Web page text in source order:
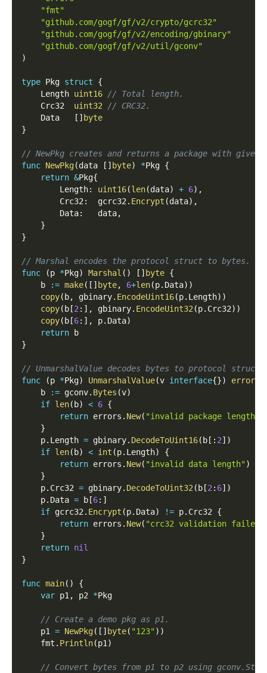
"fmt"
"github.com/gogf/gf/v2/crypto/gcrc32"
"github.com/gogf/gf/v2/encoding/gbinary"
"github.com/gogf/gf/v2/util/gconv"
)
type Pkg struct
{
    Length
uint16 // Total length.
    Crc32
uint32
// CRC32.
    Data
[ ] byte
}
// NewPkg creates and returns a package with given
func NewPkg(data [ ] byte) *Pkg {
return &Pkg{
        Length
: uint16(len(data) + 6) ,
        Crc32
:
  gcrc32
. Encrypt (data) ,
        Data
:
   data
,
}
}
// Marshal encodes the protocol struct to bytes.
func
(p *Pkg) Marshal ( ) [ ] byte {
    b
:= make( [ ] byte, 6+len(p. Data) )
copy( b, gbinary. EncodeUint16(p. Length) )
copy( b [2 : ] , gbinary. EncodeUint32 (p. Crc32) )
copy( b [6: ] , p. Data)
return b
}
// UnmarshalValue decodes bytes to protocol struct.
func
(p *Pkg) UnmarshalValue(v interface{}) error
    b
:= gconv. Bytes (v)
if len( b) < 6 {
return errors . New( "invalid package length"
}
    p
. Length = gbinary. DecodeToUint16( b [ : 2] )
if len( b) < int (p. Length)
{
return errors . New( "invalid data length")
}
    p
. Crc32 = gbinary. DecodeToUint32 ( b [2 : 6] )
    p
. Data = b [6: ]
if gcrc32 . Encrypt (p. Data) != p. Crc32 {
return errors . New( "crc32 validation failed"
}
return nil
}
func main( )
{
var p1 , p2 *Pkg
// Create a demo pkg as p1.
    p1
= NewPkg( [ ] byte( "123") )
    fmt
. Println(p1 )
// Convert bytes from p1 to p2 using